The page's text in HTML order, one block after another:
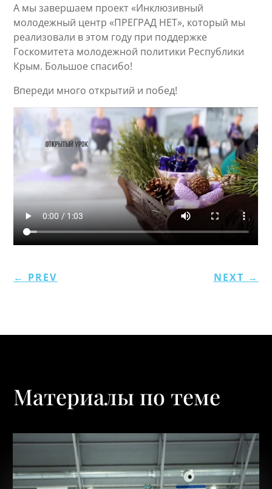
А мы завершаем проект «Инклюзивный
молодежный центр «ПРЕГРАД НЕТ», который мы
реализовали в этом году при поддержке
Госкомитета молодежной политики Республики
Крым. Большое спасибо!
Впереди много открытий и побед!
← PREV NEXT →
Материалы по теме